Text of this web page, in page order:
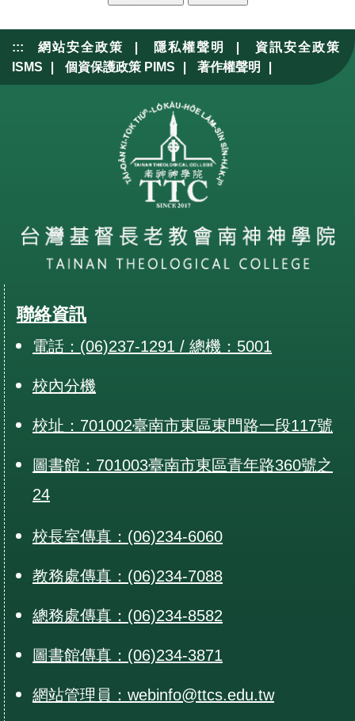
::: 網站安全政策 | 隱私權聲明 |
資訊安全政策
ISMS
| 個資保護政策 PIMS | 著作權聲明 |
聯絡資訊
電話：(06)237-1291 / 總機：5001
校內分機
校址：701002臺南市東區東門路一段117號
圖書館：701003臺南市東區青年路360號之
24
校長室傳真：(06)234-6060
教務處傳真：(06)234-7088
總務處傳真：(06)234-8582
圖書館傳真：(06)234-3871
網站管理員：webinfo@ttcs.edu.tw